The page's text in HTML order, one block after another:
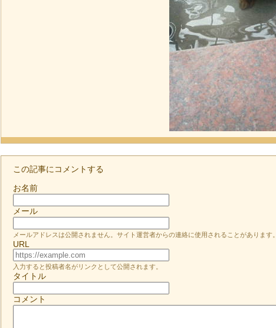
この記事にコメントする
お名前
メール
メールアドレスは公開されません。サイト運営者からの連絡に使用されることがあります。
URL
入力すると投稿者名がリンクとして公開されます。
タイトル
コメント